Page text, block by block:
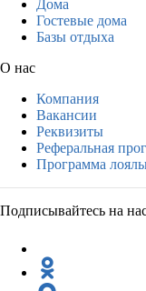
Дома
Гостевые дома
Базы отдыха
О нас
Компания
Вакансии
Реквизиты
Реферальная
Программа
Подписывайтесь на